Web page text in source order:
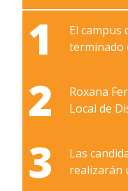
1
El campus
terminado
2
Roxana
Local de
3
Las
realizarán